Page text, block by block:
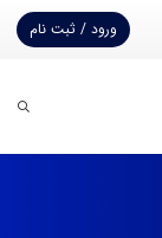
ورود / ثبت نام